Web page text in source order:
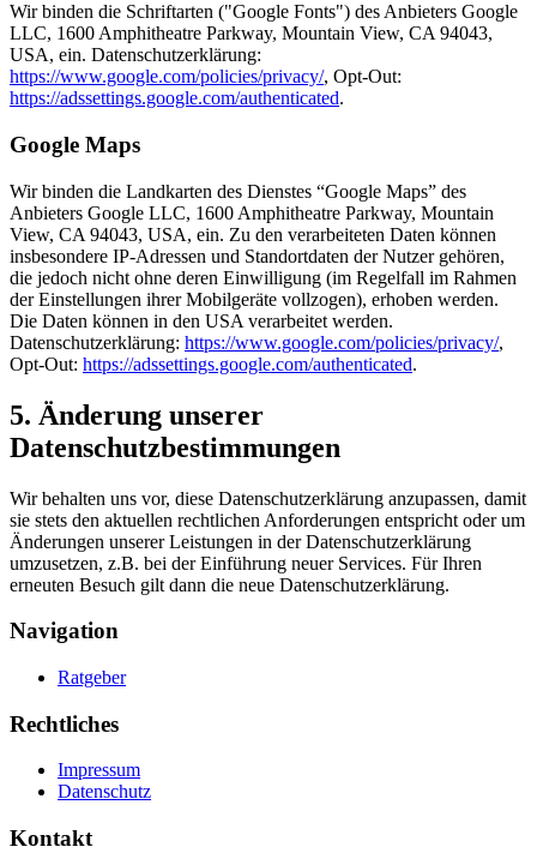
Wir binden die Schriftarten ("Google Fonts") des Anbieters Google
LLC, 1600 Amphitheatre Parkway, Mountain View, CA 94043,
USA, ein. Datenschutzerklärung:
https://www.google.com/policies/privacy/, Opt-Out:
https://adssettings.google.com/authenticated.
Google Maps
Wir binden die Landkarten des Dienstes “Google Maps” des
Anbieters Google LLC, 1600 Amphitheatre Parkway, Mountain
View, CA 94043, USA, ein. Zu den verarbeiteten Daten können
insbesondere IP-Adressen und Standortdaten der Nutzer gehören,
die jedoch nicht ohne deren Einwilligung (im Regelfall im Rahmen
der Einstellungen ihrer Mobilgeräte vollzogen), erhoben werden.
Die Daten können in den USA verarbeitet werden.
Datenschutzerklärung: https://www.google.com/policies/privacy/,
Opt-Out: https://adssettings.google.com/authenticated.
5. Änderung unserer
Datenschutzbestimmungen
Wir behalten uns vor, diese Datenschutzerklärung anzupassen, damit
sie stets den aktuellen rechtlichen Anforderungen entspricht oder um
Änderungen unserer Leistungen in der Datenschutzerklärung
umzusetzen, z.B. bei der Einführung neuer Services. Für Ihren
erneuten Besuch gilt dann die neue Datenschutzerklärung.
Navigation
Ratgeber
Rechtliches
Impressum
Datenschutz
Kontakt